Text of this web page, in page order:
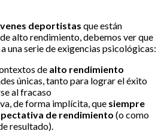
deportistas que están
alto rendimiento, debemos ver que
una serie de exigencias psicológicas:
de alto rendimiento
únicas, tanto para lograr el éxito
al fracaso
de forma implícita, que siempre
de rendimiento (o como
resultado).